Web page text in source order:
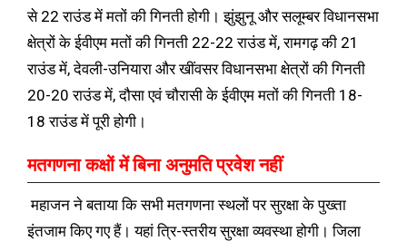
से 22 राउंड में मतों की गिनती होगी। झुंझुनू और सलूम्बर विधानसभा
क्षेत्रों के ईवीएम मतों की गिनती 22-22 राउंड में, रामगढ़ की 21
राउंड में, देवली-उनियारा और खींवसर विधानसभा क्षेत्रों की गिनती
20-20 राउंड में, दौसा एवं चौरासी के ईवीएम मतों की गिनती 18-
18 राउंड में पूरी होगी।
मतगणना कक्षों में बिना अनुमति प्रवेश नहीं
महाजन ने बताया कि सभी मतगणना स्थलों पर सुरक्षा के पुख्ता
इंतजाम किए गए हैं। यहां त्रि-स्तरीय सुरक्षा व्यवस्था होगी। जिला